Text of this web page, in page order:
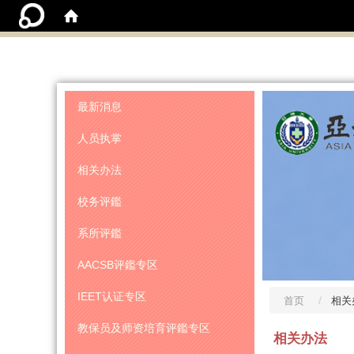
最新消息
人员执掌
相关办法
校务评鑑
系所评鑑
AACSB评鑑专区
IEET认证专区
教保员及师资培育评鑑专区
首页 相关
相关办法